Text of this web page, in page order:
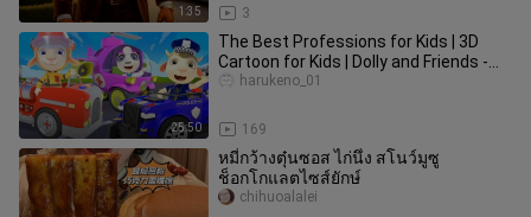
1:35 3
25:50
The Best Professions for Kids | 3D
Cartoon for Kids | Dolly and Friends -
Thailand
169
harukeno_01
หมี่กว้างตุ๋นซอส ไก่นึ่ง สโนว์มูซู
ช็อกโกแลตไซส์ยักษ์
chihuoalalei